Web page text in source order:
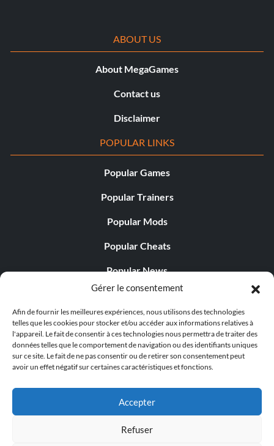
Gérer le consentement
Afin de fournir les meilleures expériences, nous utilisons des technologies
telles que les cookies pour stocker et/ou accéder aux informations relatives à
l'appareil. Le fait de consentir à ces technologies nous permettra de traiter des
données telles que le comportement de navigation ou des identifiants uniques
sur ce site. Le fait de ne pas consentir ou de retirer son consentement peut
avoir un effet négatif sur certaines caractéristiques et fonctions.
Accepter
Refuser
Une route moins fréquentée
route vers le sanctuaire)
Récompense : 20 points
Objectif : Terminer la mission "Chasser le Firehawk"
Les bombes au loin
Récompense : 20 points
Objectif : Terminer la mission "Toil And Trouble".
Récompense : 20 points
ABOUT US
About MegaGames
Contact us
Disclaimer
POPULAR LINKS
Popular Games
Popular Trainers
Popular Mods
Popular Cheats
Popular News
Popular Editorials
Popular Free Games
LATEST UPDATES